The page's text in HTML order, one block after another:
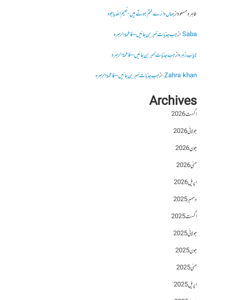
طاہرہ مسعودازجہاں دائرے ختم ہوتے ہیں- نعیم اللہ باجوہ
Sabaازجب جذبات خبر بن جائیں – فاطمۃالزہرہ
نایاب زہرہازجب جذبات خبر بن جائیں – فاطمۃالزہرہ
Zahra khanازجب جذبات خبر بن جائیں – فاطمۃالزہرہ
Archives
اگست 2026
جولائی 2026
جون 2026
مئی 2026
اپریل 2026
دسمبر 2025
اگست 2025
جولائی 2025
جون 2025
مئی 2025
اپریل 2025